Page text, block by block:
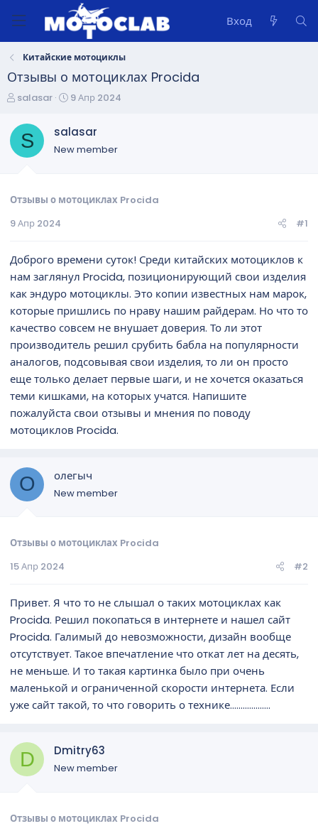
Вход
Китайские мотоциклы
Отзывы о мотоциклах Procida
А
т
р
м
salasar
Д
т
а
н
а
9 Апр 2024
S salasar
New member
Отзывы о мотоциклах Procida
9 Апр 2024
#1
Доброго времени суток! Среди китайских мотоциклов к
нам заглянул Procida, позиционирующий свои изделия
как эндуро мотоциклы. Это копии известных нам марок,
которые пришлись по нраву нашим райдерам. Но что то
качество совсем не внушает доверия. То ли этот
производитель решил срубить бабла на популярности
аналогов, подсовывая свои изделия, то ли он просто
еще только делает первые шаги, и не хочется оказаться
теми кишками, на которых учатся. Напишите
пожалуйста свои отзывы и мнения по поводу
мотоциклов Procida.
О олегыч
New member
Отзывы о мотоциклах Procida
15 Апр 2024
#2
Привет. Я что то не слышал о таких мотоциклах как
Procida. Решил покопаться в интернете и нашел сайт
Procida. Галимый до невозможности, дизайн вообще
отсутствует. Такое впечатление что откат лет на десять,
не меньше. И то такая картинка было при очень
маленькой и ограниченной скорости интернета. Если
уже сайт такой, то что говорить о технике...................
D Dmitry63
New member
Отзывы о мотоциклах Procida